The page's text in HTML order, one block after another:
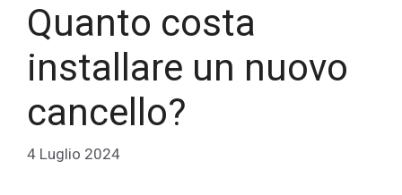
Quanto costa
installare un nuovo
cancello?
4 Luglio 2024